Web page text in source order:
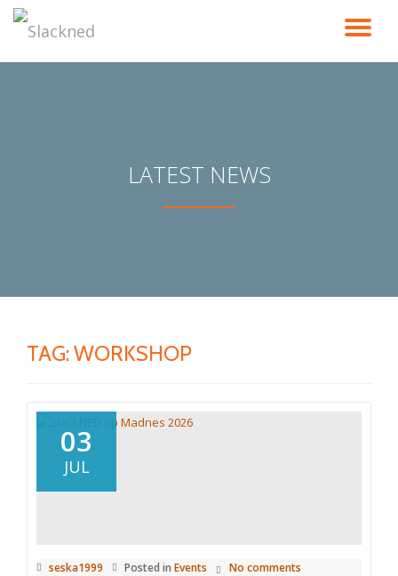
to
LATEST NEWS
TAG:WORKSHOP
03
JUL
seska1999 Posted in Events No comments